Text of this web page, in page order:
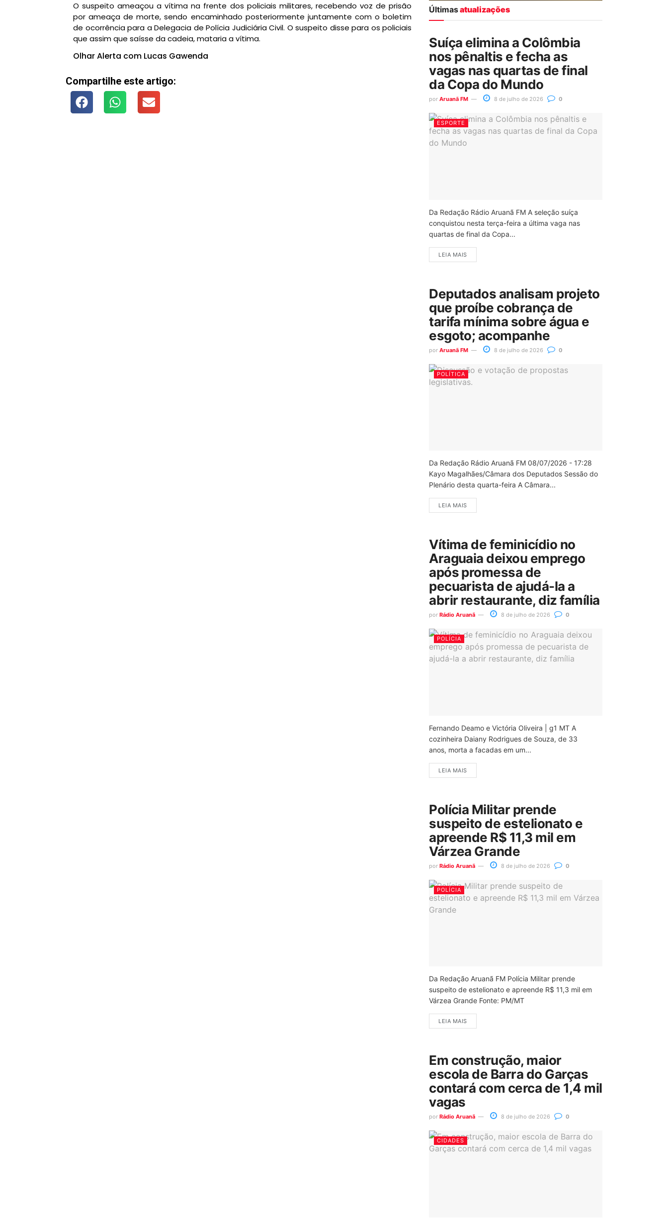
O suspeito ameaçou a vítima na frente dos policiais militares, recebendo voz de prisão
por ameaça de morte, sendo encaminhado posteriormente juntamente com o boletim
de ocorrência para a Delegacia de Polícia Judiciária Civil. O suspeito disse para os policiais
que assim que saísse da cadeia, mataria a vítima.
Olhar Alerta com Lucas Gawenda
Compartilhe este artigo:
Últimasatualizações
Suíça elimina a Colômbia
nos pênaltis e fecha as
vagas nas quartas de final
da Copa do Mundo
por Aruanã FM 8 de julho de 2026 0
ESPORTE
Da Redação Rádio Aruanã FM A seleção suíça
conquistou nesta terça-feira a última vaga nas
quartas de final da Copa...
LEIA MAIS
Deputados analisam projeto
que proíbe cobrança de
tarifa mínima sobre água e
esgoto; acompanhe
por Aruanã FM 8 de julho de 2026 0
POLÍTICA
Da Redação Rádio Aruanã FM 08/07/2026 - 17:28
Kayo Magalhães/Câmara dos Deputados Sessão do
Plenário desta quarta-feira A Câmara...
LEIA MAIS
Vítima de feminicídio no
Araguaia deixou emprego
após promessa de
pecuarista de ajudá-la a
abrir restaurante, diz família
por Rádio Aruanã 8 de julho de 2026 0
POLÍCIA
Fernando Deamo e Victória Oliveira | g1 MT A
cozinheira Daiany Rodrigues de Souza, de 33
anos, morta a facadas em um...
LEIA MAIS
Polícia Militar prende
suspeito de estelionato e
apreende R$ 11,3 mil em
Várzea Grande
por Rádio Aruanã 8 de julho de 2026 0
POLÍCIA
Da Redação Aruanã FM Polícia Militar prende
suspeito de estelionato e apreende R$ 11,3 mil em
Várzea Grande Fonte: PM/MT
LEIA MAIS
Em construção, maior
escola de Barra do Garças
contará com cerca de 1,4 mil
vagas
por Rádio Aruanã 8 de julho de 2026 0
CIDADES